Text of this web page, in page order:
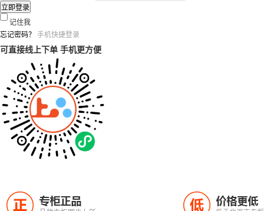
记住我
忘记密码？
手机快捷登录
可直接线上下单 手机更方便
正 专柜正品 低 价格更低